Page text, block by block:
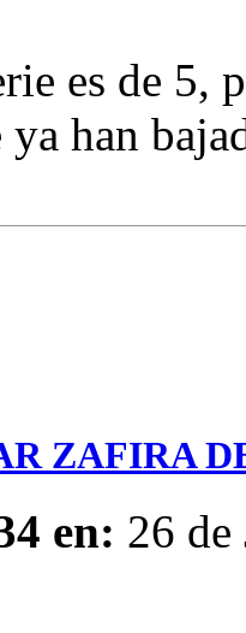
es de 5,
ya han
ZAFIRA
en: 26